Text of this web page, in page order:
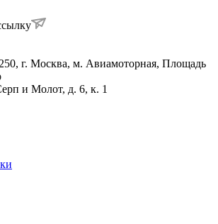
г. Москва, м. Авиамоторная, Площадь
и Молот, д. 6, к. 1